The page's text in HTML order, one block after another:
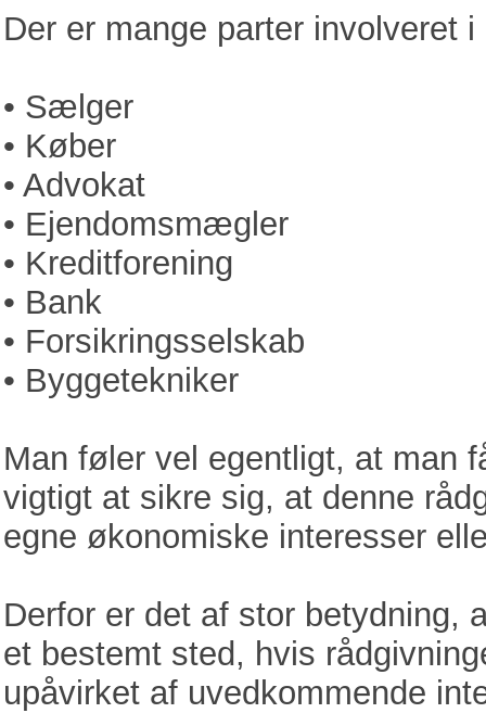
Der er mange parter involveret
• Sælger
• Køber
• Advokat
• Ejendomsmægler
• Kreditforening
• Bank
• Forsikringsselskab
• Byggetekniker
Man føler vel egentligt, at man
vigtigt at sikre sig, at denne
egne økonomiske interesser
Derfor er det af stor betydning,
et bestemt sted, hvis
upåvirket af uvedkommende